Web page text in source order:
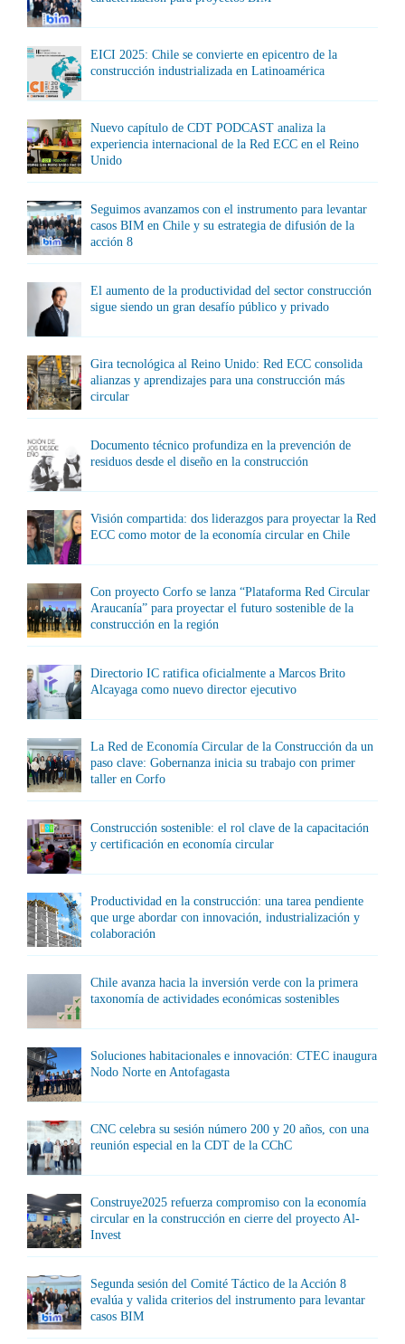
EICI 2025: Chile se convierte en epicentro de la
construcción industrializada en Latinoamérica
Nuevo capítulo de CDT PODCAST analiza la
experiencia internacional de la Red ECC en el Reino
Unido
Seguimos avanzamos con el instrumento para levantar
casos BIM en Chile y su estrategia de difusión de la
acción 8
El aumento de la productividad del sector construcción
sigue siendo un gran desafío público y privado
Gira tecnológica al Reino Unido: Red ECC consolida
alianzas y aprendizajes para una construcción más
circular
Documento técnico profundiza en la prevención de
residuos desde el diseño en la construcción
Visión compartida: dos liderazgos para proyectar la Red
ECC como motor de la economía circular en Chile
Con proyecto Corfo se lanza “Plataforma Red Circular
Araucanía” para proyectar el futuro sostenible de la
construcción en la región
Directorio IC ratifica oficialmente a Marcos Brito
Alcayaga como nuevo director ejecutivo
La Red de Economía Circular de la Construcción da un
paso clave: Gobernanza inicia su trabajo con primer
taller en Corfo
Construcción sostenible: el rol clave de la capacitación
y certificación en economía circular
Productividad en la construcción: una tarea pendiente
que urge abordar con innovación, industrialización y
colaboración
Chile avanza hacia la inversión verde con la primera
taxonomía de actividades económicas sostenibles
Soluciones habitacionales e innovación: CTEC inaugura
Nodo Norte en Antofagasta
CNC celebra su sesión número 200 y 20 años, con una
reunión especial en la CDT de la CChC
Construye2025 refuerza compromiso con la economía
circular en la construcción en cierre del proyecto Al-
Invest
Segunda sesión del Comité Táctico de la Acción 8
evalúa y valida criterios del instrumento para levantar
casos BIM